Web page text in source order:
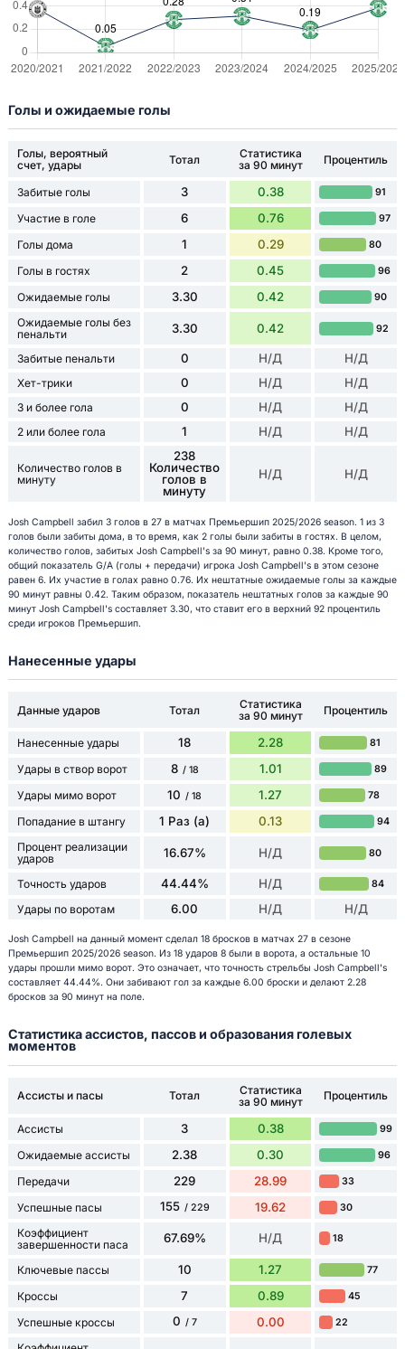
Голы и ожидаемые голы
Голы, вероятный
счет, удары
Тотал
Статистика
за 90 минут
Процентиль
Забитые голы 3 0.38 91
Участие в голе 6 0.76 97
Голы дома 1 0.29 80
Голы в гостях 2 0.45 96
Ожидаемые голы 3.30 0.42 90
Ожидаемые голы без
пенальти
3.30 0.42 92
Забитые пенальти 0 Н/Д Н/Д
Хет-трики 0 Н/Д Н/Д
3 и более гола 0 Н/Д Н/Д
2 или более гола 1 Н/Д Н/Д
Количество голов в
минуту
238
Количество
голов в
минуту
Н/Д Н/Д
Josh Campbell забил 3 голов в 27 в матчах Премьершип 2025/2026 season. 1 из 3
голов были забиты дома, в то время, как 2 голы были забиты в гостях. В целом,
количество голов, забитых Josh Campbell's за 90 минут, равно 0.38. Кроме того,
общий показатель G/A (голы + передачи) игрока Josh Campbell's в этом сезоне
равен 6. Их участие в голах равно 0.76. Их нештатные ожидаемые голы за каждые
90 минут равны 0.42. Таким образом, показатель нештатных голов за каждые 90
минут Josh Campbell's составляет 3.30, что ставит его в верхний 92 процентиль
среди игроков Премьершип.
Нанесенные удары
Данные ударов Тотал
Статистика
за 90 минут
Процентиль
Нанесенные удары 18 2.28 81
Удары в створ ворот 8 / 18 1.01 89
Удары мимо ворот 10 / 18 1.27 78
Попадание в штангу 1 Раз (а) 0.13 94
Процент реализации
ударов
16.67% Н/Д 80
Точность ударов 44.44% Н/Д 84
Удары по воротам 6.00 Н/Д Н/Д
Josh Campbell на данный момент сделал 18 бросков в матчах 27 в сезоне
Премьершип 2025/2026 season. Из 18 ударов 8 были в ворота, а остальные 10
удары прошли мимо ворот. Это означает, что точность стрельбы Josh Campbell's
составляет 44.44%. Они забивают гол за каждые 6.00 броски и делают 2.28
бросков за 90 минут на поле.
Статистика ассистов, пассов и образования голевых
моментов
Ассисты и пасы Тотал
Статистика
за 90 минут
Процентиль
Ассисты 3 0.38 99
Ожидаемые ассисты 2.38 0.30 96
Передачи 229 28.99 33
Успешные пасы 155 / 229 19.62 30
Коэффициент
завершенности паса
67.69% Н/Д 18
Ключевые пассы 10 1.27 77
Кроссы 7 0.89 45
Успешные кроссы 0 / 7 0.00 22